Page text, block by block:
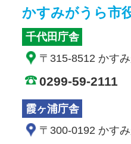
かすみがうら市
千代田庁舎
〒315-8512 かす
0299-59-2111
霞ヶ浦庁舎
〒300-0192 かす